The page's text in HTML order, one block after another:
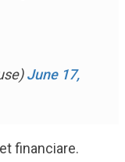
June 17,
financiare.